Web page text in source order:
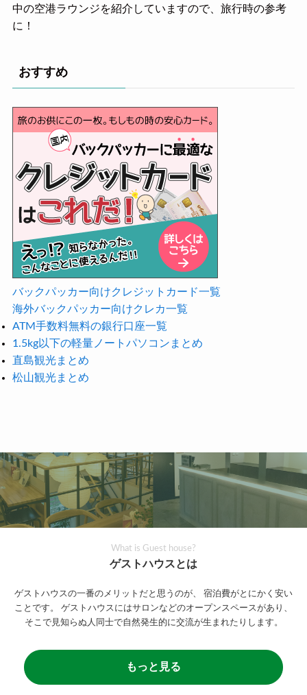
中の空港ラウンジを紹介していますので、旅行時の参考
に！
おすすめ
バックパッカー向けクレジットカード一覧
海外バックパッカー向けクレカ一覧
ATM手数料無料の銀行口座一覧
1.5kg以下の軽量ノートパソコンまとめ
直島観光まとめ
松山観光まとめ
What is Guest house?
ゲストハウスとは
ゲストハウスの一番のメリットだと思うのが、
宿泊費がとにかく安い
ことです。
ゲストハウスにはサロンなどのオープンスペースがあり、
そこで見知らぬ人同士で自然発生的に交流が生まれたりします。
もっと見る